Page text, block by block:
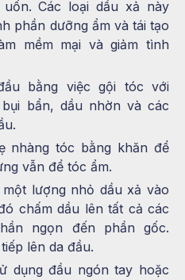
Các loại dầu xả này
phần dưỡng ẩm và tái tạo
mềm mại và giảm tình
bằng việc gội tóc với
bẩn, dầu nhờn và các
nhàng tóc bằng khăn để
vẫn để tóc ẩm.
lượng nhỏ dầu xả vào
chấm dầu lên tất cả các
ngọn đến phần gốc.
lên da đầu.
dụng đầu ngón tay hoặc